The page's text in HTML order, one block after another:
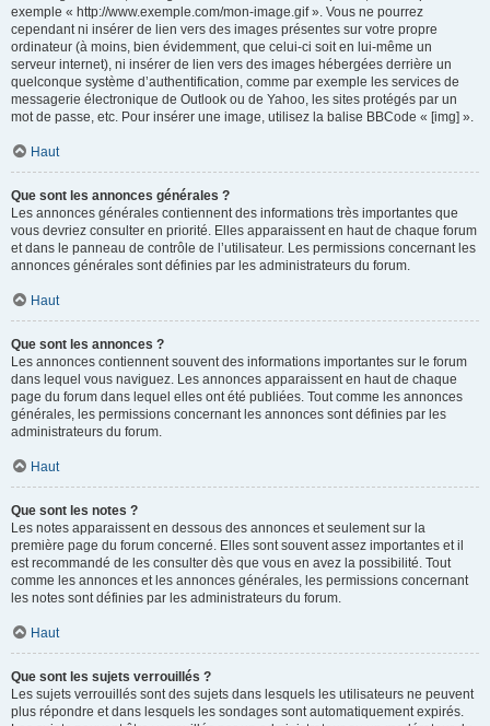
exemple « http://www.exemple.com/mon-image.gif ». Vous ne pourrez
cependant ni insérer de lien vers des images présentes sur votre propre
ordinateur (à moins, bien évidemment, que celui-ci soit en lui-même un
serveur internet), ni insérer de lien vers des images hébergées derrière un
quelconque système d’authentification, comme par exemple les services de
messagerie électronique de Outlook ou de Yahoo, les sites protégés par un
mot de passe, etc. Pour insérer une image, utilisez la balise BBCode « [img] ».
Haut
Que sont les annonces générales ?
Les annonces générales contiennent des informations très importantes que
vous devriez consulter en priorité. Elles apparaissent en haut de chaque forum
et dans le panneau de contrôle de l’utilisateur. Les permissions concernant les
annonces générales sont définies par les administrateurs du forum.
Haut
Que sont les annonces ?
Les annonces contiennent souvent des informations importantes sur le forum
dans lequel vous naviguez. Les annonces apparaissent en haut de chaque
page du forum dans lequel elles ont été publiées. Tout comme les annonces
générales, les permissions concernant les annonces sont définies par les
administrateurs du forum.
Haut
Que sont les notes ?
Les notes apparaissent en dessous des annonces et seulement sur la
première page du forum concerné. Elles sont souvent assez importantes et il
est recommandé de les consulter dès que vous en avez la possibilité. Tout
comme les annonces et les annonces générales, les permissions concernant
les notes sont définies par les administrateurs du forum.
Haut
Que sont les sujets verrouillés ?
Les sujets verrouillés sont des sujets dans lesquels les utilisateurs ne peuvent
plus répondre et dans lesquels les sondages sont automatiquement expirés.